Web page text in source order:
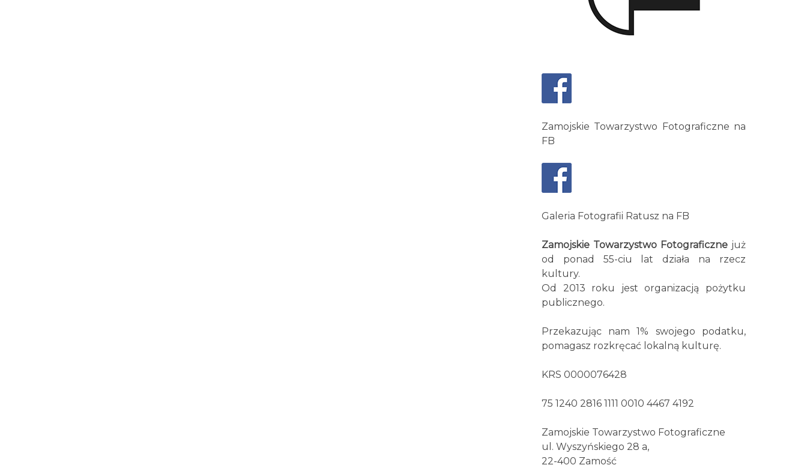
Zamojskie Towarzystwo Fotograficzne na
FB
Galeria Fotografii Ratusz na FB
Zamojskie Towarzystwo Fotograficzne już
od ponad 55-ciu lat działa na rzecz
kultury.
Od 2013 roku jest organizacją pożytku
publicznego.
Przekazując nam 1% swojego podatku,
pomagasz rozkręcać lokalną kulturę.
KRS 0000076428
75 1240 2816 1111 0010 4467 4192
Zamojskie Towarzystwo Fotograficzne
ul. Wyszyńskiego 28 a,
22-400 Zamość